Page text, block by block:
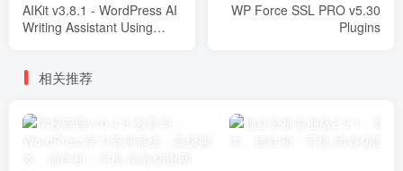
AIKit v3.8.1 - WordPress AI
Writing Assistant Using
WP Force SSL PRO v5.30
Plugins
相关推荐